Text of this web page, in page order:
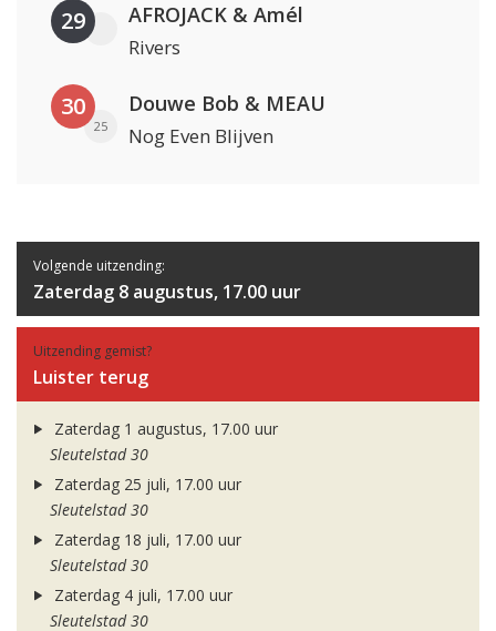
29 AFROJACK & Amél
Rivers
30
25
Douwe Bob & MEAU
Nog Even Blijven
Volgende uitzending:
Zaterdag 8 augustus, 17.00 uur
Uitzending gemist?
Luister terug
Zaterdag 1 augustus, 17.00 uur
Sleutelstad 30
Zaterdag 25 juli, 17.00 uur
Sleutelstad 30
Zaterdag 18 juli, 17.00 uur
Sleutelstad 30
Zaterdag 4 juli, 17.00 uur
Sleutelstad 30